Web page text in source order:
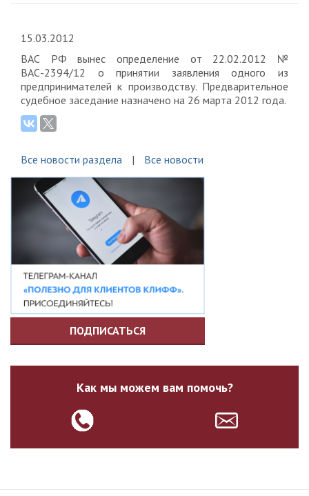
15.03.2012
ВАС РФ вынес определение от 22.02.2012 №
ВАС-2394/12 о принятии заявления одного из
предпринимателей к производству. Предварительное
судебное заседание назначено на 26 марта 2012 года.
Все новости раздела Все новости
ПОДПИСАТЬСЯ
Как мы можем вам помочь?